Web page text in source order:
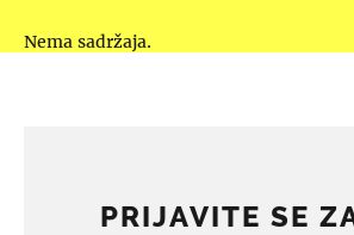
Nema sadržaja.
PRIJAVITE SE